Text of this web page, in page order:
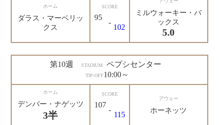
ホーム
ダラス・マーベリッ
クス
SCORE
95
-
102
ミルウォーキー・バ
ックス
5.0
第10週 STADIUM ペプシセンター
TIP-OFF10:00～
ホーム
デンバー・ナゲッツ
3半
SCORE
107
-
115
アウェー
ホーネッツ